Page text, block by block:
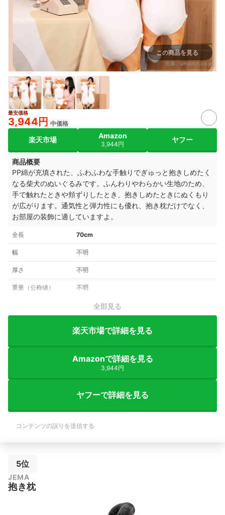
この商品を見る
出典： amazon.co.jp
最安価格
3,944円 中価格
楽天市場 Amazon
3,944円
ヤフー
商品概要
PP綿が充填された、ふわふわな手触りでぎゅっと抱きしめたく
なる柴犬のぬいぐるみです。ふんわりやわらかい生地のため、
手で触れたときや頬ずりしたとき、抱きしめたときにぬくもり
が広がります。通気性と弾力性にも優れ、抱き枕だけでなく、
お部屋の装飾に適していますよ。
全長 70cm
幅 不明
厚さ 不明
重量（公称値） 不明
全部見る
楽天市場で詳細を見る
Amazonで詳細を見る
3,944円
ヤフーで詳細を見る
コンテンツの誤りを送信する
5位
JEMA
抱き枕